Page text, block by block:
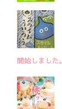
開始しました。